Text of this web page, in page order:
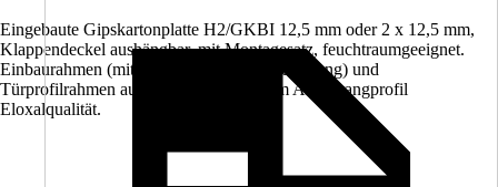
Eingebaute Gipskartonplatte H2/GKBI 12,5 mm oder 2 x 12,5 mm,
Klappendeckel aushängbar, mit Montagesatz, feuchtraumgeeignet.
Einbaurahmen (mit umlaufender Lippendichtung) und
Türprofilrahmen aus verwindungssteifem Alu-Strangprofil
Eloxalqualität.